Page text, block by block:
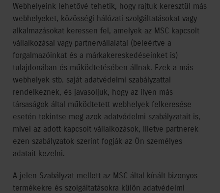
Webhelyeink lehetővé tehetik, hogy rajtuk keresztül más
webhelyeket, közösségi hálózati szolgáltatásokat vagy
alkalmazásokat keressen fel, amelyek az MSC kapcsolt
vállalkozásai vagy partnervállalatai (beleértve a
forgalmazóinkat és a márkakereskedéseinket is)
tulajdonában és működtetésében állnak. Ezek a más
webhelyek stb. saját adatvédelmi szabályzattal
rendelkeznek, és javasoljuk, hogy az ilyen más
társaságok által működtetett webhelyek felkeresése
esetén tekintse meg azok adatvédelmi szabályzatait is,
mivel az adott kapcsolt vállalkozások, illetve partnerek
ezen szabályzatok szerint fogják az Ön személyes
adatait kezelni.
A jelen Szabályzat mellett az MSC által kínált bizonyos
termékekre és szolgáltatásokra külön adatvédelmi